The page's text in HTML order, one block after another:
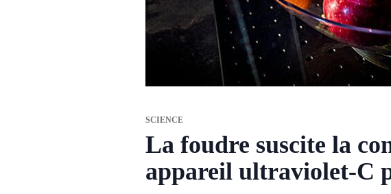
SCIENCE
La foudre suscite la
appareil ultraviolet-C